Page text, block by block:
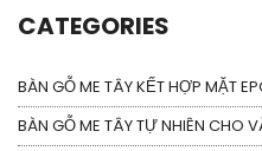
CATEGORIES
BÀN GỖ ME TÂY KẾT HỢP MẶT
BÀN GỖ ME TÂY TỰ NHIÊN CHO